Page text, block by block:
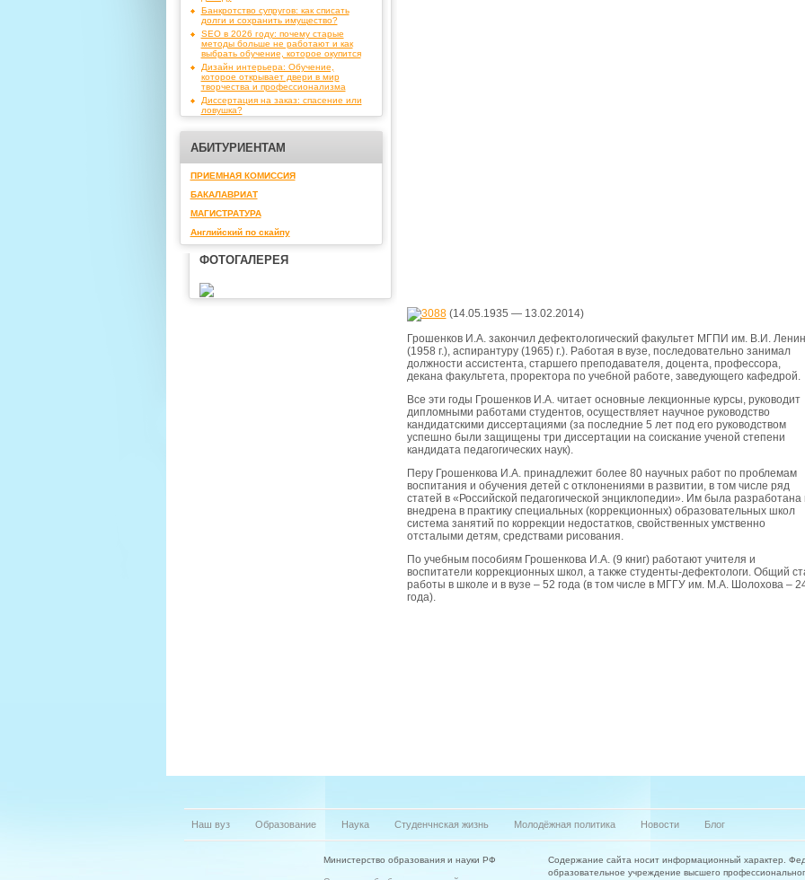
Банкротство супругов: как списать
долги и сохранить имущество?
SEO в 2026 году: почему старые
методы больше не работают и как
выбрать обучение, которое окупится
Дизайн интерьера: Обучение,
которое открывает двери в мир
творчества и профессионализма
Диссертация на заказ: спасение или
ловушка?
АБИТУРИЕНТАМ
ПРИЕМНАЯ КОМИССИЯ
БАКАЛАВРИАТ
МАГИСТРАТУРА
Английский по скайпу
ФОТОГАЛЕРЕЯ
(14.05.1935 — 13.02.2014)
Грошенков И.А. закончил дефектологический факультет МГПИ им. В.И.
(1958 г.), аспирантуру (1965) г.). Работая в вузе, последовательно занимал
должности ассистента, старшего преподавателя, доцента, профессора,
декана факультета, проректора по учебной работе, заведующего кафедрой.
Все эти годы Грошенков И.А. читает основные лекционные курсы, руководит
дипломными работами студентов, осуществляет научное руководство
кандидатскими диссертациями (за последние 5 лет под его руководством
успешно были защищены три диссертации на соискание ученой степени
кандидата педагогических наук).
Перу Грошенкова И.А. принадлежит более 80 научных работ по проблемам
воспитания и обучения детей с отклонениями в развитии, в том числе ряд
статей в «Российской педагогической энциклопедии». Им была разработана
внедрена в практику специальных (коррекционных) образовательных школ
система занятий по коррекции недостатков, свойственных умственно
отсталыми детям, средствами рисования.
По учебным пособиям Грошенкова И.А. (9 книг) работают учителя и
воспитатели коррекционных школ, а также студенты-дефектологи. Общий
работы в школе и в вузе – 52 года (в том числе в МГГУ им. М.А. Шолохова –
года).
Наш вуз Образование Наука Студенчнская жизнь Молодёжная политика Новости Блог
Министерство образования и науки РФ
Содержание сайта носит информационный характер.
образовательное учреждение высшего